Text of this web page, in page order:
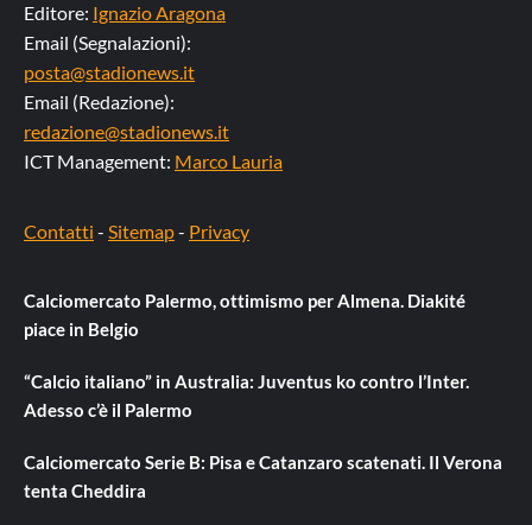
Editore: Ignazio Aragona
Email (Segnalazioni):
posta@stadionews.it
Email (Redazione):
redazione@stadionews.it
ICT Management: Marco Lauria
Contatti - Sitemap- Privacy
Calciomercato Palermo, ottimismo per Almena. Diakité
piace in Belgio
“Calcio italiano” in Australia: Juventus ko contro l’Inter.
Adesso c’è il Palermo
Calciomercato Serie B: Pisa e Catanzaro scatenati. Il Verona
tenta Cheddira